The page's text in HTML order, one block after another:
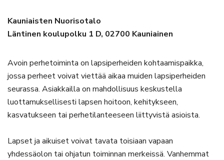
Kauniaisten Nuorisotalo
Läntinen koulupolku 1 D, 02700 Kauniainen
Avoin perhetoiminta on lapsiperheiden kohtaamispaikka,
jossa perheet voivat viettää aikaa muiden lapsiperheiden
seurassa. Asiakkailla on mahdollisuus keskustella
luottamuksellisesti lapsen hoitoon, kehitykseen,
kasvatukseen tai perhetilanteeseen liittyvistä asioista.
Lapset ja aikuiset voivat tavata toisiaan vapaan
yhdessäolon tai ohjatun toiminnan merkeissä. Vanhemmat